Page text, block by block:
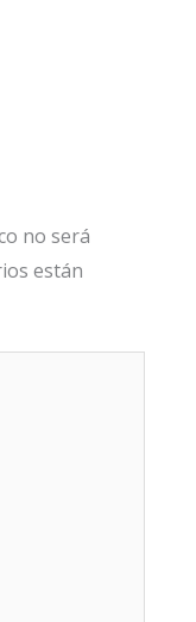
no será
están